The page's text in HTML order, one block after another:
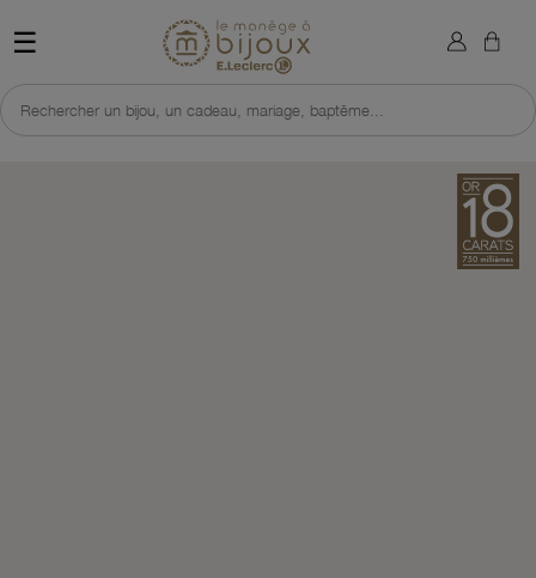
☰ Retour à l'accueil du site
Rechercher un bijou, un cadeau, mariage, baptême...
×